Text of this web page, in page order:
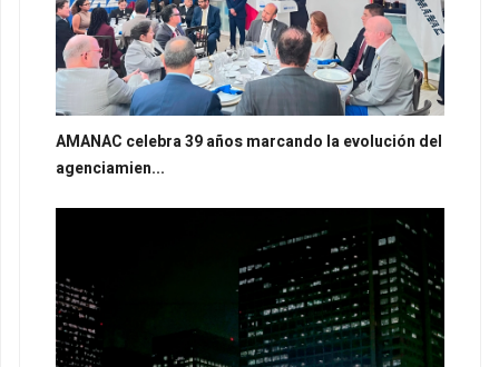
AMANAC celebra 39 años marcando la evolución del
agenciamien...